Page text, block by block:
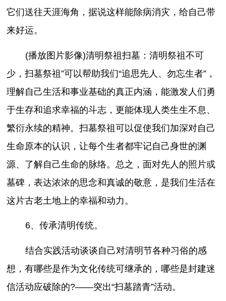
它们送往天涯海角，据说这样能除病消灾，给自己带
来好运。
(播放图片影像)清明祭祖扫墓：清明祭祖不可
少，扫墓祭祖”可以帮助我们“追思先人、勿忘生者”，
理解自己生活和事业基础的真正内涵，能激发人们勇
于生存和追求幸福的斗志，更能体现人类生生不息、
繁衍永续的精神。扫墓祭祖可以促使我们加深对自己
生命原本的认识，让每个生者都牢记自己身世的渊
源、了解自己生命的脉络。总之，面对先人的照片或
墓碑，表达浓浓的思念和真诚的敬意，是我们生活在
这片古老土地上的幸福和动力。
6、传承清明传统。
结合实践活动谈谈自己对清明节各种习俗的感
想，有哪些是作为文化传统可继承的，哪些是封建迷
信活动应破除的?——突出“扫墓踏青”活动。